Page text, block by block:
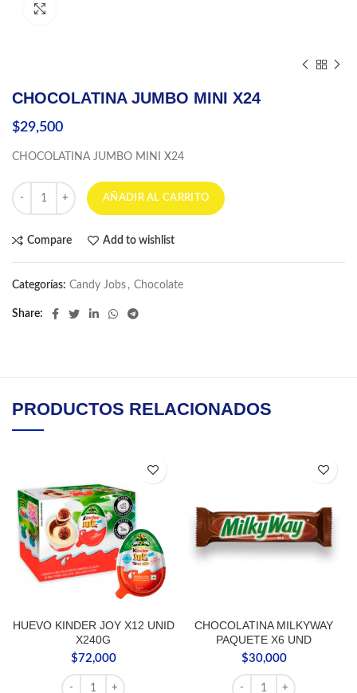
CHOCOLATINA JUMBO MINI X24
$29,500
CHOCOLATINA JUMBO MINI X24
CHOCOLATINA JUMBO MINI X24 cantidad
AÑADIR AL CARRITO
Compare Add to wishlist
Categorías: Candy Jobs , Chocolate
Share
PRODUCTOS RELACIONADOS
HUEVO KINDER JOY X12 UNID
X240G
$72,000
HUEVO KINDER JOY X12 UNID X240G cantidad
CHOCOLATINA MILKYWAY
PAQUETE X6 UND
$30,000
CHOCOLATINA